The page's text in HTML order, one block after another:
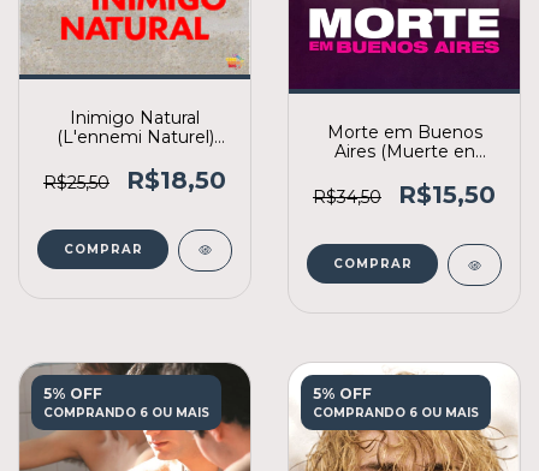
Inimigo Natural
(L'ennemi Naturel)
R$25,50
R$18,50
COMPRAR
Morte em Buenos
Aires (Muerte en
R$34,50
R$15,50
COMPRAR
5% OFF
COMPRANDO 6 OU MAIS
5% OFF
COMPRANDO 6 OU MAIS